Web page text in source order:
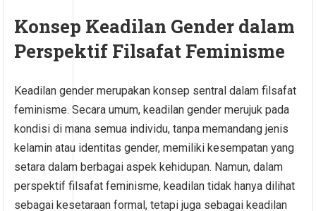
Konsep Keadilan Gender dalam
Perspektif Filsafat Feminisme
Keadilan gender merupakan konsep sentral dalam filsafat
feminisme. Secara umum, keadilan gender merujuk pada
kondisi di mana semua individu, tanpa memandang jenis
kelamin atau identitas gender, memiliki kesempatan yang
setara dalam berbagai aspek kehidupan. Namun, dalam
perspektif filsafat feminisme, keadilan tidak hanya dilihat
sebagai kesetaraan formal, tetapi juga sebagai keadilan